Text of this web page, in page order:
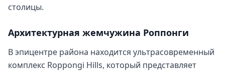
столицы.
Архитектурная жемчужина Роппонги
В эпицентре района находится ультрасовременный
комплекс Roppongi Hills, который представляет